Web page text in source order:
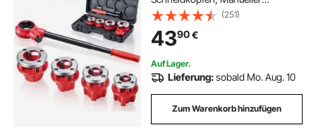
Rohrgewindeschneider mit 1/2 bis
1-1/4 Zoll NPT Schneidkluppen,
Hand-Gewindeschneidwerkzeug
mit Kasten für Sanitärinstallation
Reparatur
(251)
4390€
Auf Lager.
Lieferung:sobald Mo. Aug. 10
Zum Warenkorb hinzufügen